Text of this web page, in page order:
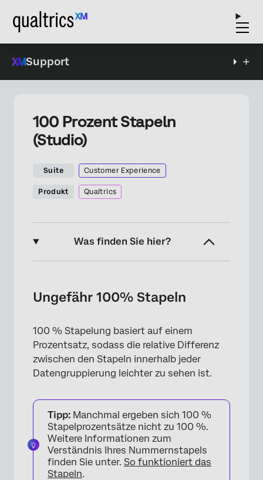
Support
100 Prozent Stapeln
(Studio)
Suite Customer Experience
Produkt Qualtrics
Was finden Sie hier?
100 % Stapeln ermöglichen
Balken-Widgets
Gestapeltes Flächendiagramm anlegen
Tooltips in 100% Stapeldiagrammen lesen
Ungefähr 100% Stapeln
100 % Stapelung basiert auf einem
Prozentsatz, sodass die relative Differenz
zwischen den Stapeln innerhalb jeder
Datengruppierung leichter zu sehen ist.
Tipp: Manchmal ergeben sich 100 %
Stapelprozentsätze nicht zu 100 %.
Weitere Informationen zum
Verständnis Ihres Nummernstapels
finden Sie unter. So funktioniert das
Stapeln.